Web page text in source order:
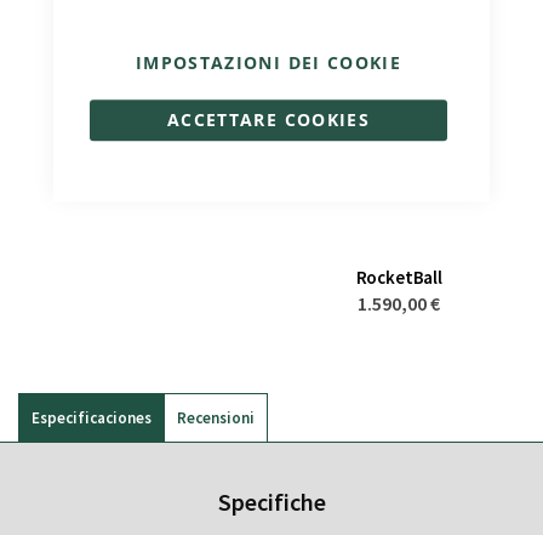
ACCETTARE COOKIES
IMPOSTAZIONI DEI COOKIE
RocketBall
1.590,00 €
Especificaciones
Specifiche
Recensioni